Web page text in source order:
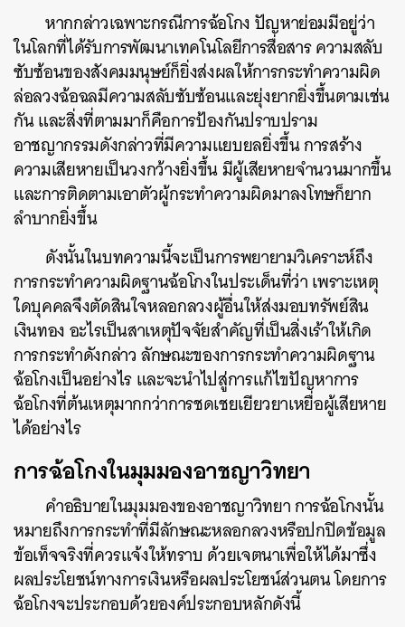
หากกล่าวเฉพาะกรณีการฉ้อโกง ปัญหาย่อมมีอยู่ว่า
ในโลกที่ได้รับการพัฒนาเทคโนโลยีการสื่อสาร ความสลับ
ซับซ้อนของสังคมมนุษย์ก็ยิ่งส่งผลให้การกระทำความผิด
ล่อลวงฉ้อฉลมีความสลับซับซ้อนและยุ่งยากยิ่งขึ้นตามเช่น
กัน และสิ่งที่ตามมาก็คือการป้องกันปราบปราม
อาชญากรรมดังกล่าวที่มีความแยบยลยิ่งขึ้น การสร้าง
ความเสียหายเป็นวงกว้างยิ่งขึ้น มีผู้เสียหายจำนวนมากขึ้น
และการติดตามเอาตัวผู้กระทำความผิดมาลงโทษก็ยาก
ลำบากยิ่งขึ้น
ดังนั้นในบทความนี้จะเป็นการพยายามวิเคราะห์ถึง
การกระทำความผิดฐานฉ้อโกงในประเด็นที่ว่า เพราะเหตุ
ใดบุคคลจึงตัดสินใจหลอกลวงผู้อื่นให้ส่งมอบทรัพย์สิน
เงินทอง อะไรเป็นสาเหตุปัจจัยสำคัญที่เป็นสิ่งเร้าให้เกิด
การกระทำดังกล่าว ลักษณะของการกระทำความผิดฐาน
ฉ้อโกงเป็นอย่างไร และจะนำไปสู่การแก้ไขปัญหาการ
ฉ้อโกงที่ต้นเหตุมากกว่าการชดเชยเยียวยาเหยื่อผู้เสียหาย
ได้อย่างไร
การฉ้อโกงในมุมมองอาชญาวิทยา
คำอธิบายในมุมมองของอาชญาวิทยา การฉ้อโกงนั้น
หมายถึงการกระทำที่มีลักษณะหลอกลวงหรือปกปิดข้อมูล
ข้อเท็จจริงที่ควรแจ้งให้ทราบ ด้วยเจตนาเพื่อให้ได้มาซึ่ง
ผลประโยชน์ทางการเงินหรือผลประโยชน์ส่วนตน โดยการ
ฉ้อโกงจะประกอบด้วยองค์ประกอบหลักดังนี้